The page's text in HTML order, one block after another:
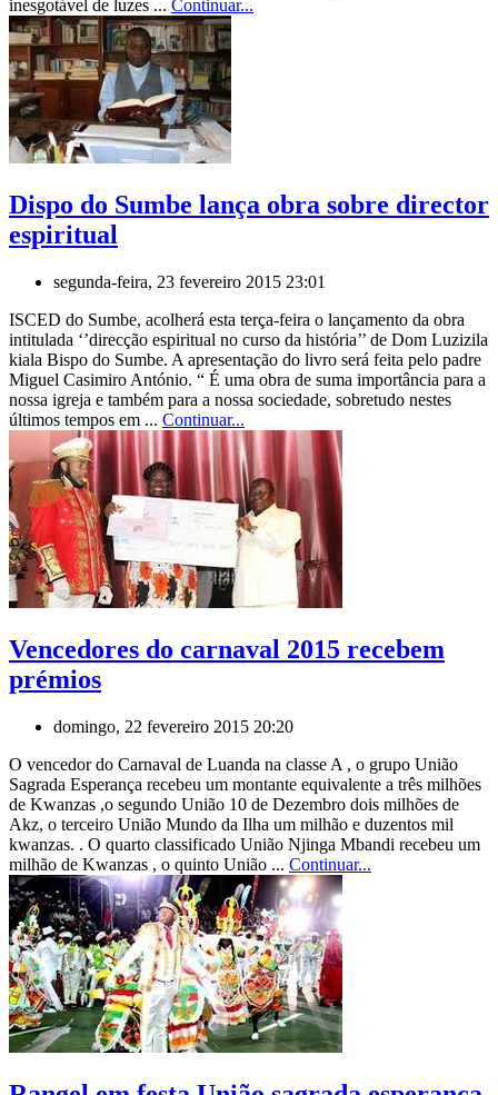
inesgotável de luzes ... Continuar...
Dispo do Sumbe lança obra sobre director
espiritual
segunda-feira, 23 fevereiro 2015 23:01
ISCED do Sumbe, acolherá esta terça-feira o lançamento da obra
intitulada ‘’direcção espiritual no curso da história’’ de Dom Luzizila
kiala Bispo do Sumbe. A apresentação do livro será feita pelo padre
Miguel Casimiro António. “ É uma obra de suma importância para a
nossa igreja e também para a nossa sociedade, sobretudo nestes
últimos tempos em ... Continuar...
Vencedores do carnaval 2015 recebem
prémios
domingo, 22 fevereiro 2015 20:20
O vencedor do Carnaval de Luanda na classe A , o grupo União
Sagrada Esperança recebeu um montante equivalente a três milhões
de Kwanzas ,o segundo União 10 de Dezembro dois milhões de
Akz, o terceiro União Mundo da Ilha um milhão e duzentos mil
kwanzas. . O quarto classificado União Njinga Mbandi recebeu um
milhão de Kwanzas , o quinto União ... Continuar...